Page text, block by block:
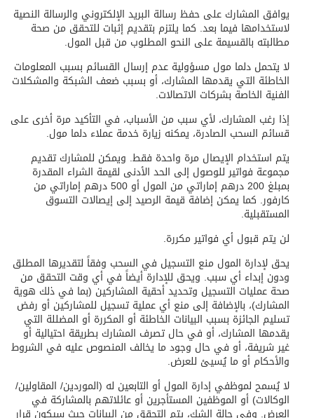
يوافق المشارك على حفظ رسالة البريد الإلكتروني والرسالة النصية
لاستخدامها فيما بعد. كما يلتزم بتقديم إثبات للتحقق من صحة
مطالبته بالقسيمة على النحو المطلوب من قبل المول.
لا يتحمل دلما مول مسؤولية عدم إرسال القسائم بسبب المعلومات
الخاطئة التي يقدمها المشارك، أو بسبب ضعف الشبكة والمشكلات
الفنية الخاصة بشركات الاتصالات.
إذا رغب المشارك، لأي سبب من الأسباب، في التأكيد مرة أخرى على
قسائم السحب الصادرة، يمكنه زيارة خدمة عملاء دلما مول.
يتم استخدام الإيصال مرة واحدة فقط. ويمكن للمشارك تقديم
مجموعة فواتير للوصول إلى الحد الأدنى لقيمة الشراء المقدرة
بمبلغ 200 درهم إماراتي من المول أو 500 درهم إماراتي من
كارفور. كما يمكن إضافة قيمة الرصيد إلى إيصالات التسوق
المستقبلية.
لن يتم قبول أي فواتير مكررة.
يحق لإدارة المول منع التسجيل في السحب وفقاً لتقديرها المطلق
ودون إبداء أي سبب. ويحق للإدارة أيضاً في أي وقت التحقق من
صحة عمليات التسجيل وتحديد أحقية المشاركين (بما في ذلك هوية
المشارك)، بالإضافة إلى منع أي عملية تسجيل للمشاركين أو رفض
تسليم الجائزة بسبب البيانات الخاطئة أو المكررة أو المضللة التي
يقدمها المشارك، أو في حال تصرف المشارك بطريقة احتيالية أو
غير شريفة، أو في حال وجود ما يخالف المنصوص عليه في الشروط
والأحكام أو ما يُسيئ للعرض.
لا يُسمح لموظفي إدارة المول أو التابعين له (الموردين/ المقاولين/
الوكالات) أو الموظفين المستأجرين أو عائلاتهم بالمشاركة في
العرض. وفي حالة الشك، يتم التحقق من البيانات حيث سيكون قرار